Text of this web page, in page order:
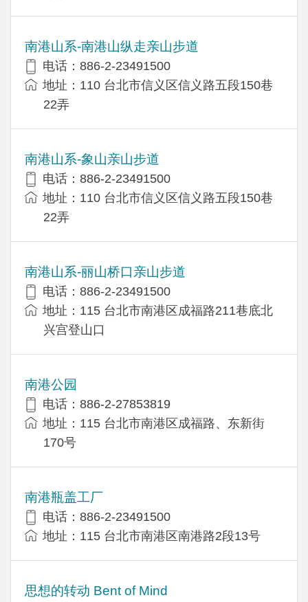
南港山系-南港山纵走亲山步道
电话：886-2-23491500
地址：110 台北市信义区信义路五段150巷
22弄
南港山系-象山亲山步道
电话：886-2-23491500
地址：110 台北市信义区信义路五段150巷
22弄
南港山系-丽山桥口亲山步道
电话：886-2-23491500
地址：115 台北市南港区成福路211巷底北
兴宫登山口
南港公园
电话：886-2-27853819
地址：115 台北市南港区成福路、东新街
170号
南港瓶盖工厂
电话：886-2-23491500
地址：115 台北市南港区南港路2段13号
思想的转动 Bent of Mind